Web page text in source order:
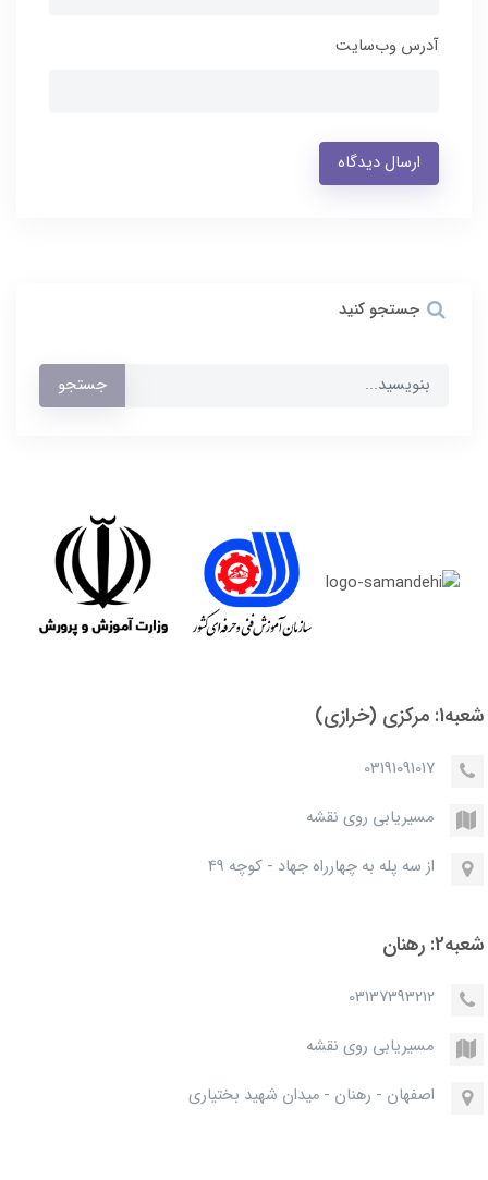
آدرس وب‌سایت
ارسال دیدگاه
جستجو کنید
جستجو
شعبه1: مرکزی (خرازی)
03191091017
مسیریابی روی نقشه
از سه پله به چهارراه جهاد - کوچه 49
شعبه2: رهنان
03137393212
مسیریابی روی نقشه
اصفهان - رهنان - میدان شهید بختیاری